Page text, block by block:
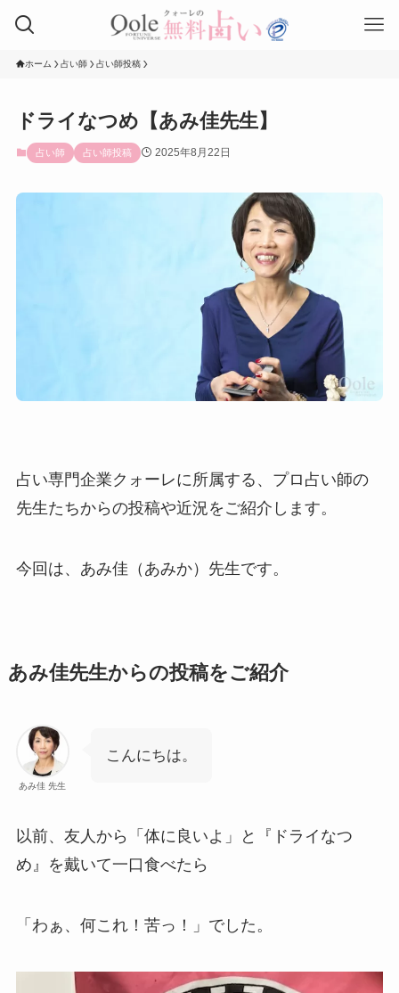
ホーム 占い師 占い師投稿
ドライなつめ【あみ佳先生】
占い師 占い師投稿 2025年8月22日
占い専門企業クォーレに所属する、プロ占い師の
先生たちからの投稿や近況をご紹介します。
今回は、あみ佳（あみか）先生です。
あみ佳先生からの投稿をご紹介
あみ佳 先生
こんにちは。
以前、友人から「体に良いよ」と『ドライなつ
め』を戴いて一口食べたら
「わぁ、何これ！苦っ！」でした。